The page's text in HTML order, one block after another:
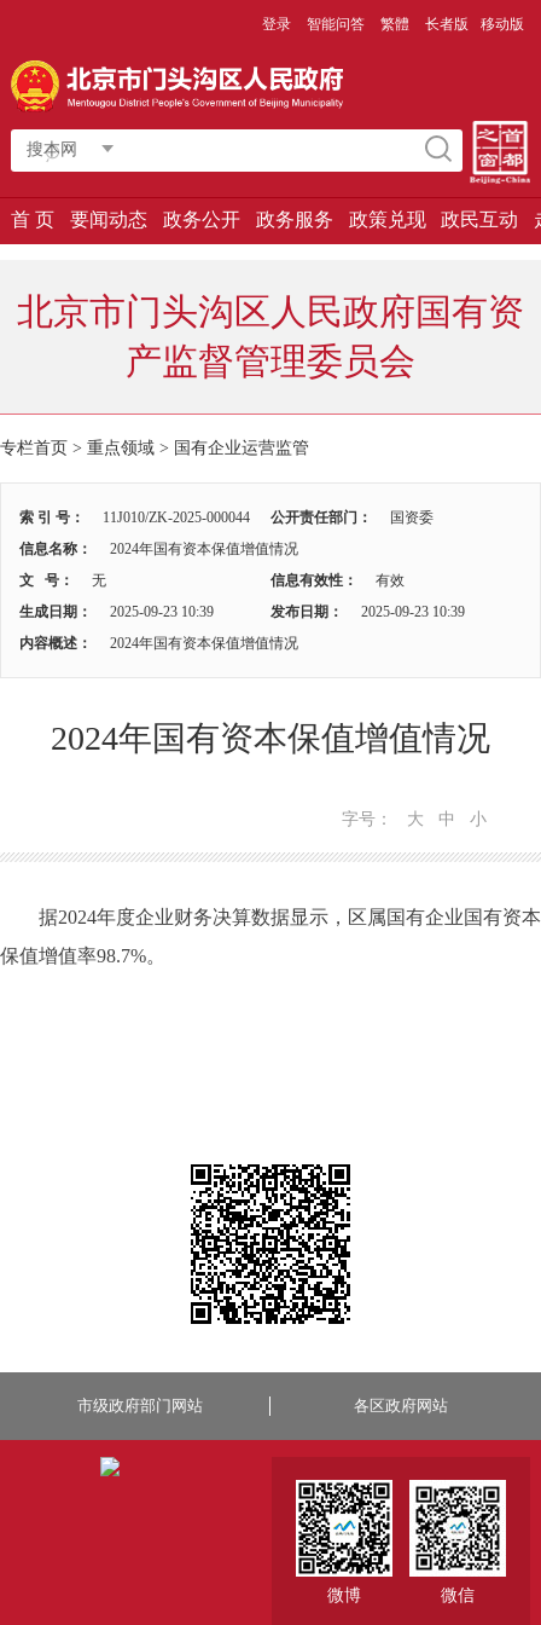
登录 智能问答 繁體 长者版 移动版
搜本网
首 页 要闻动态 政务公开 政务服务 政策兑现 政民互动
北京市门头沟区人民政府国有资
产监督管理委员会
专栏首页 > 重点领域 > 国有企业运营监管
索 引 号： 11J010/ZK-2025-000044 公开责任部门：
国资委
信息名称：
2024年国有资本保值增值情况
文 号：
无 信息有效性：
有效
生成日期：
2025-09-23 10:39 发布日期：
2025-09-23 10:39
内容概述：
2024年国有资本保值增值情况
2024年国有资本保值增值情况
字号： 大 中 小
据2024年度企业财务决算数据显示，区属国有企业国有资本
保值增值率98.7%。
市级政府部门网站 各区政府网站
微博 微信